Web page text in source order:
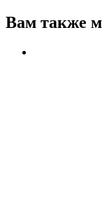
Вам также